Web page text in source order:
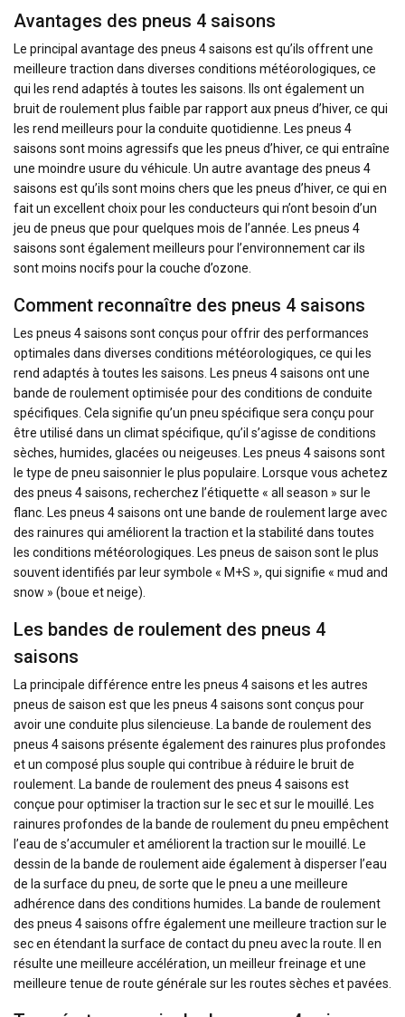
Avantages des pneus 4 saisons
Le principal avantage des pneus 4 saisons est qu’ils offrent une
meilleure traction dans diverses conditions météorologiques, ce
qui les rend adaptés à toutes les saisons. Ils ont également un
bruit de roulement plus faible par rapport aux pneus d’hiver, ce qui
les rend meilleurs pour la conduite quotidienne. Les pneus 4
saisons sont moins agressifs que les pneus d’hiver, ce qui entraîne
une moindre usure du véhicule. Un autre avantage des pneus 4
saisons est qu’ils sont moins chers que les pneus d’hiver, ce qui en
fait un excellent choix pour les conducteurs qui n’ont besoin d’un
jeu de pneus que pour quelques mois de l’année. Les pneus 4
saisons sont également meilleurs pour l’environnement car ils
sont moins nocifs pour la couche d’ozone.
Comment reconnaître des pneus 4 saisons
Les pneus 4 saisons sont conçus pour offrir des performances
optimales dans diverses conditions météorologiques, ce qui les
rend adaptés à toutes les saisons. Les pneus 4 saisons ont une
bande de roulement optimisée pour des conditions de conduite
spécifiques. Cela signifie qu’un pneu spécifique sera conçu pour
être utilisé dans un climat spécifique, qu’il s’agisse de conditions
sèches, humides, glacées ou neigeuses. Les pneus 4 saisons sont
le type de pneu saisonnier le plus populaire. Lorsque vous achetez
des pneus 4 saisons, recherchez l’étiquette « all season » sur le
flanc. Les pneus 4 saisons ont une bande de roulement large avec
des rainures qui améliorent la traction et la stabilité dans toutes
les conditions météorologiques. Les pneus de saison sont le plus
souvent identifiés par leur symbole « M+S », qui signifie « mud and
snow » (boue et neige).
Les bandes de roulement des pneus 4
saisons
La principale différence entre les pneus 4 saisons et les autres
pneus de saison est que les pneus 4 saisons sont conçus pour
avoir une conduite plus silencieuse. La bande de roulement des
pneus 4 saisons présente également des rainures plus profondes
et un composé plus souple qui contribue à réduire le bruit de
roulement. La bande de roulement des pneus 4 saisons est
conçue pour optimiser la traction sur le sec et sur le mouillé. Les
rainures profondes de la bande de roulement du pneu empêchent
l’eau de s’accumuler et améliorent la traction sur le mouillé. Le
dessin de la bande de roulement aide également à disperser l’eau
de la surface du pneu, de sorte que le pneu a une meilleure
adhérence dans des conditions humides. La bande de roulement
des pneus 4 saisons offre également une meilleure traction sur le
sec en étendant la surface de contact du pneu avec la route. Il en
résulte une meilleure accélération, un meilleur freinage et une
meilleure tenue de route générale sur les routes sèches et pavées.